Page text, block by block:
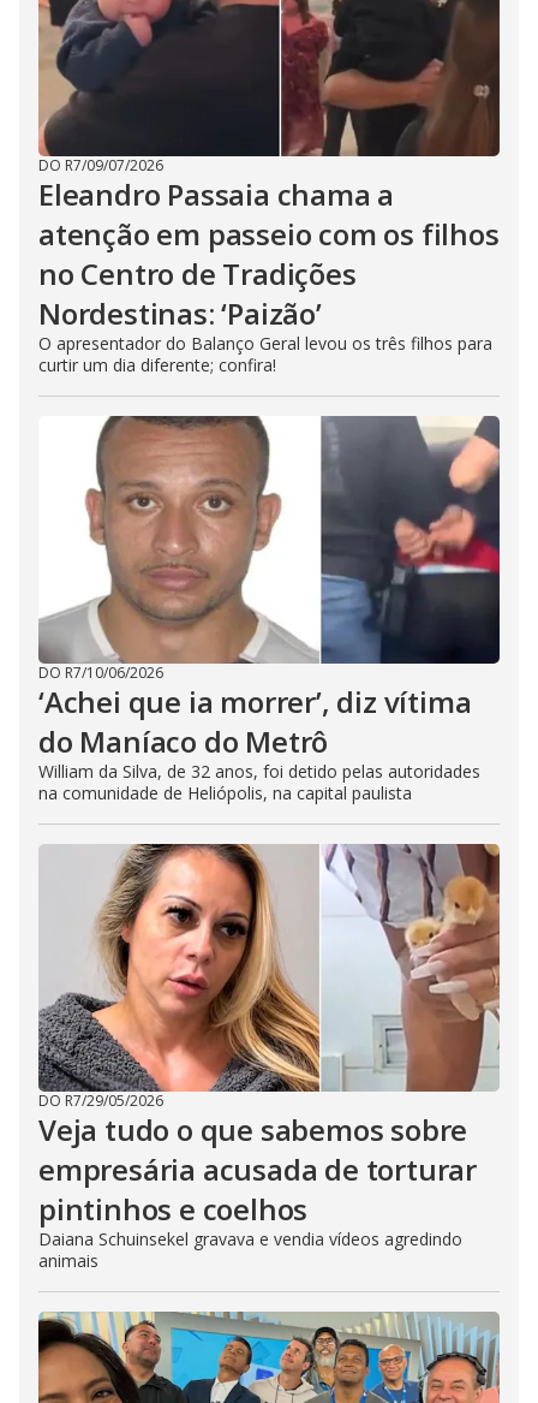
DO R7/09/07/2026
Eleandro Passaia chama a
atenção em passeio com os filhos
no Centro de Tradições
Nordestinas: ‘Paizão’
O apresentador do Balanço Geral levou os três filhos para
curtir um dia diferente; confira!
DO R7/10/06/2026
‘Achei que ia morrer’, diz vítima
do Maníaco do Metrô
William da Silva, de 32 anos, foi detido pelas autoridades
na comunidade de Heliópolis, na capital paulista
DO R7/29/05/2026
Veja tudo o que sabemos sobre
empresária acusada de torturar
pintinhos e coelhos
Daiana Schuinsekel gravava e vendia vídeos agredindo
animais